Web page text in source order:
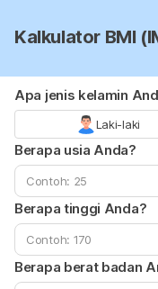
Kalkulator BMI
Apa jenis kelamin
Laki-laki
Berapa usia Anda?
Berapa tinggi Anda?
Berapa berat badan